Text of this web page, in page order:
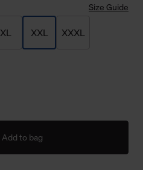
Size Guide
XL XXL XXXL
Add to bag